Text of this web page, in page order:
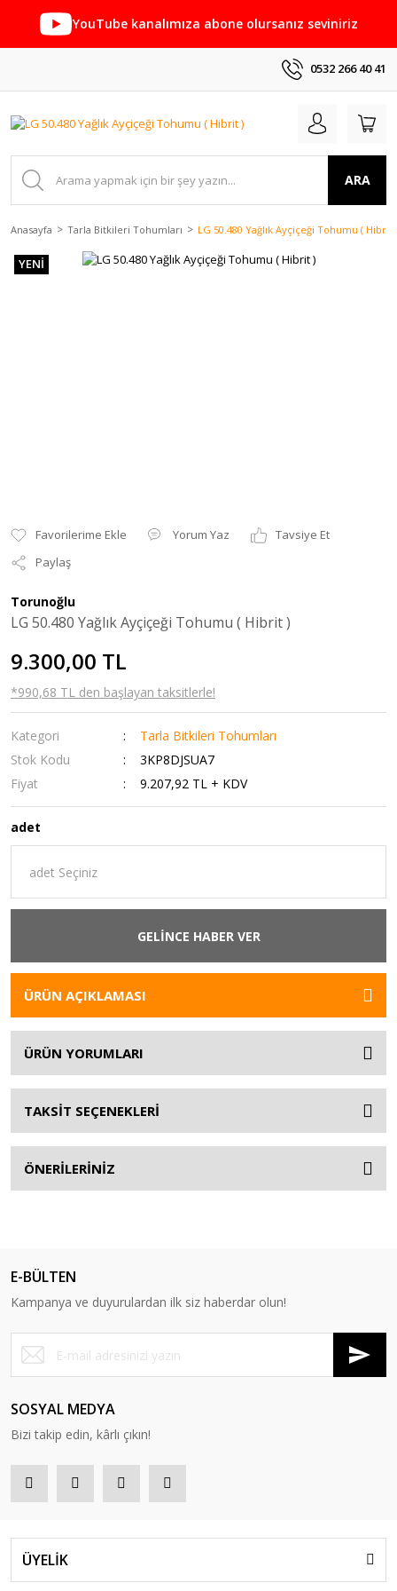
YouTube kanalımıza abone olursanız seviniriz
0532 266 40 41
ARA
Anasayfa Tarla Bitkileri Tohumları LG 50.480 Yağlık Ayçiçeği Tohumu ( Hibrit )
YENİ
Yorum Yaz
Tavsiye Et
Paylaş
Torunoğlu
LG 50.480 Yağlık Ayçiçeği Tohumu ( Hibrit )
9.300,00 TL
*990,68 TL den başlayan taksitlerle!
Kategori
Tarla Bitkileri Tohumları
Stok Kodu
3KP8DJSUA7
Fiyat
9.207,92 TL + KDV
adet
GELİNCE HABER VER
ÜRÜN AÇIKLAMASI
ÜRÜN YORUMLARI
TAKSİT SEÇENEKLERİ
ÖNERİLERİNİZ
E-BÜLTEN
Kampanya ve duyurulardan ilk siz haberdar olun!
SOSYAL MEDYA
Bizi takip edin, kârlı çıkın!
ÜYELİK